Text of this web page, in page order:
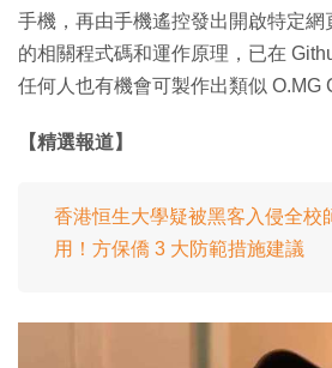
手機，再由手機遙控發出開啟特定
的相關程式碼和運作原理，已在
任何人也有機會可製作出類似 O.MG
【精選報道】
香港恒生大學疑被黑客入侵全校
用！方保僑 3 大防範措施建議